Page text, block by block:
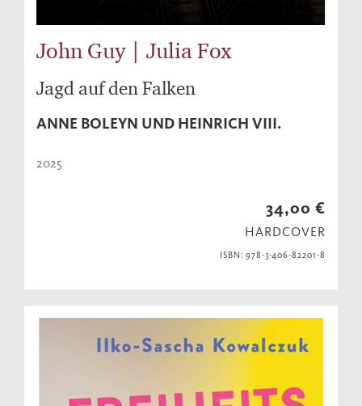
John Guy | Julia Fox
Jagd auf den Falken
ANNE BOLEYN UND HEINRICH VIII.
2025
34,00 €
HARDCOVER
ISBN: 978-3-406-82201-8